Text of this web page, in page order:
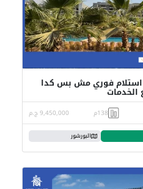
للبيع استلام فوري مش بس كدا
138م 9,450,000 ج.م
البورشور